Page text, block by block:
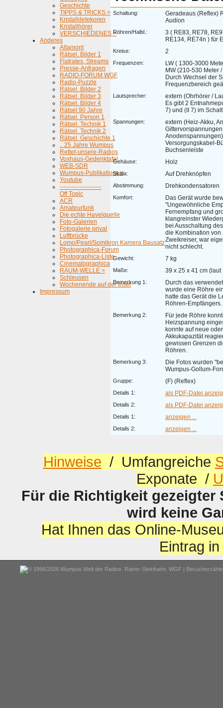
Geschichte
TIPPS & TRICKS >
Kristalldetekoren
Kristallhörer
VERSCHIEDENES >
Anderes
Altamont
Rätsel. Bilder 1
Flatrates, Streams
Presse-Anfragen
RADIO-FORUM WGF
Radio-Puzzle
Rätsel. Bilder 2
Rätsel. Bilder 3
Rätsel. Bilder 4
Rätsel 90 Jahre
Rätsel. Person 1
Rätsel. Technik 1
Rätsel. Technik 2
Rätsel. Geschichte 1
.. 25 Jahre Wumpus
Rettet-unsere-Radios
Voxhaus-Gedenktafel
WEB-SDR
Wumpus-Publikationen
Youtube
---------------------
Off Topic
ACR
Amateurfunk
Die echte Havelquelle
Foto-Galerien
Fotogalerie privat
Luftbrücke
Lomo/Pearl/Somikron Kamera Bausatz
Photographica-Forum
Photographica-Liste
Cinematographica
RAUM-WELLE >
Schleusen
Wochenende auf der Insel
Impressum
Schaltung:
Geradeaus (Reflex)
Audion
Röhren/Halbl.:
3 ( RE83, RE78,
RE134, RE74n ) für
Kreise: 2
Frequenzen:
LW ( 1300-3000
MW (210-530 Meter
Durch Wechsel der
Frequenzbereich
Lautsprecher:
extern (Ohrhörer /
Es gibt 2
7) und (II 7) im
Spannungen:
extern (Heiz-Akku,
Versorgungskabel-
Buchsenleiste
Gehäuse: Holz
Skala: Auf Drehknöpfen
Abstimmung: Drehkondensatoren
Komfort:
Das Gerät wurde
"Ungewöhnliche
Fernempfang und
klangreinster
bei Ausschaltung
die Kombination
Zweikreiser, war
nicht schlecht.
Gewicht: 7 kg
Maße: 39 x 25 x 41 cm (laut
Bemerkung 1:
Durch das
wurde eine Röhre
hatte das Gerät die
Röhren-Empfängers.
Bemerkung 2:
Für jede Röhre
Heizspannung
konnte auf neue
Akkukapazität
gewissen Grenzen
Röhren.
Bemerkung 3:
Die Fotos wurden
Wumpus-Gollum-
Gruppe: (F) (Reflex)
Details 1: als PDF-Datei
Details 2: als PDF-Datei
Details 1: anzeigen ...
Details 2: anzeigen ...
Hinweise / Umfangreiche
Exponate /
Für die Richtigkeit
wird keine
Hat Ihnen das Online-
Eintrag
© 1996/2026 Wumpus Welt der Radios. Rainer Steinfuehr, WGF |